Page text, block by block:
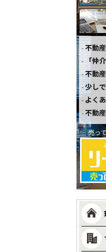
不動
「仲
不動
少し
よく
不動
売っ